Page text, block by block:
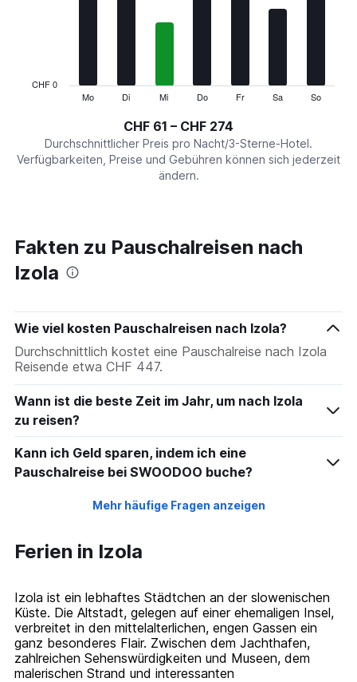
values.
Range:
Mo Di Mi Do Fr Sa So
CHF 0
CHF 61 – CHF 274
Durchschnittlicher Preis pro Nacht/3-Sterne-Hotel.
Verfügbarkeiten, Preise und Gebühren können sich jederzeit
ändern.
Fakten zu Pauschalreisen nach
Izola
Wie viel kosten Pauschalreisen nach Izola?
Durchschnittlich kostet eine Pauschalreise nach Izola
Reisende etwa CHF 447.
Wann ist die beste Zeit im Jahr, um nach Izola
zu reisen?
Kann ich Geld sparen, indem ich eine
Pauschalreise bei SWOODOO buche?
Mehr häufige Fragen anzeigen
Ferien in Izola
Izola ist ein lebhaftes Städtchen an der slowenischen
Küste. Die Altstadt, gelegen auf einer ehemaligen Insel,
verbreitet in den mittelalterlichen, engen Gassen ein
ganz besonderes Flair. Zwischen dem Jachthafen,
zahlreichen Sehenswürdigkeiten und Museen, dem
malerischen Strand und interessanten